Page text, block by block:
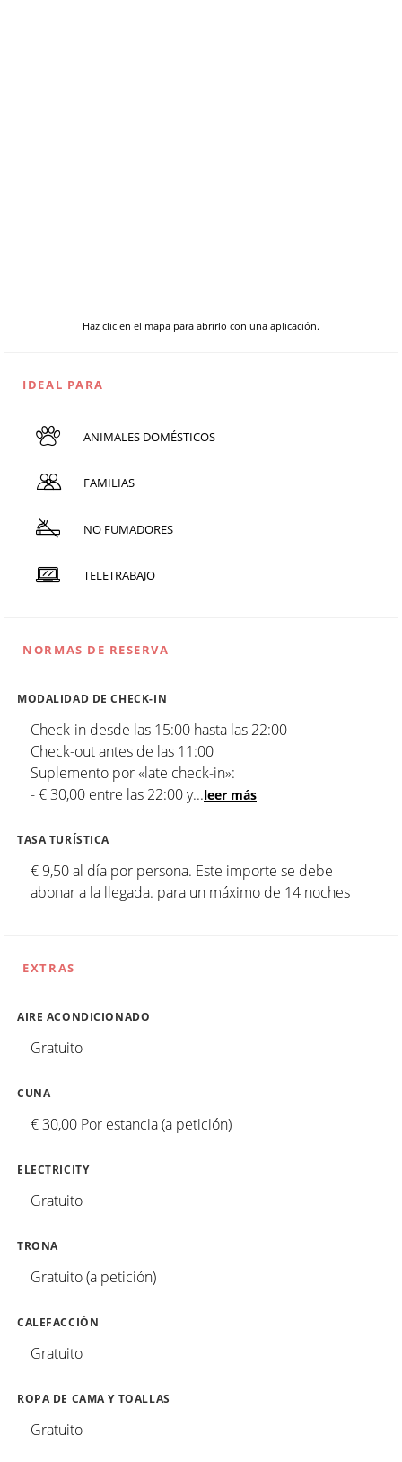
Haz clic en el mapa para abrirlo con una aplicación.
IDEAL PARA
ANIMALES DOMÉSTICOS
FAMILIAS
NO FUMADORES
TELETRABAJO
NORMAS DE RESERVA
MODALIDAD DE CHECK-IN
Check-in desde las 15:00 hasta las 22:00
Check-out antes de las 11:00
Suplemento por «late check-in»:
- € 30,00 entre las 22:00 y...leer más
TASA TURÍSTICA
€ 9,50 al día por persona. Este importe se debe
abonar a la llegada. para un máximo de 14 noches
EXTRAS
AIRE ACONDICIONADO
Gratuito
CUNA
€ 30,00 Por estancia (a petición)
ELECTRICITY
Gratuito
TRONA
Gratuito (a petición)
CALEFACCIÓN
Gratuito
ROPA DE CAMA Y TOALLAS
Gratuito